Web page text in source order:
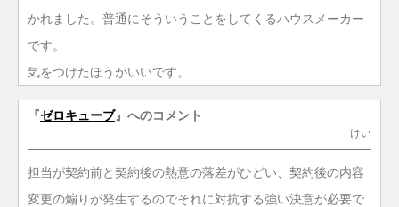
かれました。普通にそういうことをしてくるハウスメーカー
です。
気をつけたほうがいいです。
『ゼロキューブ』へのコメント
けい
担当が契約前と契約後の熱意の落差がひどい、契約後の内容
変更の煽りが発生するのでそれに対抗する強い決意が必要で